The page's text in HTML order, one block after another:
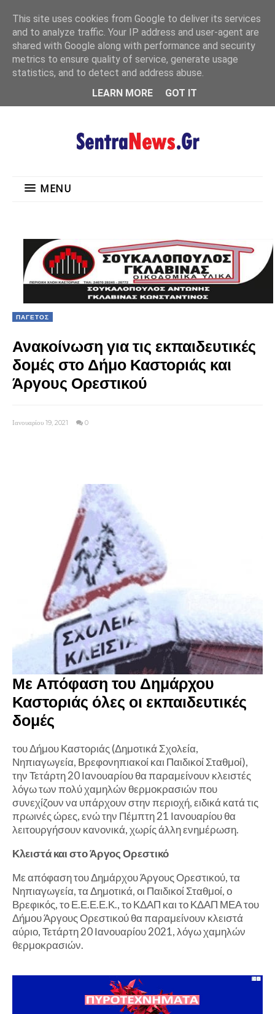
MENU
MENU
ΠΑΓΕΤΟΣ
Ανακοίνωση για τις εκπαιδευτικές
δομές στο Δήμο Καστοριάς και
Άργους Ορεστικού
Ιανουαρίου 19, 2021 0
Με Απόφαση του Δημάρχου
Καστοριάς όλες οι εκπαιδευτικές
δομές
του Δήμου Καστοριάς (Δημοτικά Σχολεία,
Νηπιαγωγεία, Βρεφονηπιακοί και Παιδικοί Σταθμοί),
την Τετάρτη 20 Ιανουαρίου θα παραμείνουν κλειστές
λόγω των πολύ χαμηλών θερμοκρασιών που
συνεχίζουν να υπάρχουν στην περιοχή, ειδικά κατά τις
πρωινές ώρες, ενώ την Πέμπτη 21 Ιανουαρίου θα
λειτουργήσουν κανονικά, χωρίς άλλη ενημέρωση.
Κλειστά και στο Άργος Ορεστικό
Με απόφαση του Δημάρχου Άργους Ορεστικού, τα
Νηπιαγωγεία, τα Δημοτικά, οι Παιδικοί Σταθμοί, ο
Βρεφικός, το Ε.Ε.Ε.Ε.Κ., το ΚΔΑΠ και το ΚΔΑΠ ΜΕΑ του
Δήμου Άργους Ορεστικού θα παραμείνουν κλειστά
αύριο, Τετάρτη 20 Ιανουαρίου 2021, λόγω χαμηλών
θερμοκρασιών.
This site uses cookies from Google to deliver its services
and to analyze traffic. Your IP address and user-agent are
shared with Google along with performance and security
metrics to ensure quality of service, generate usage
statistics, and to detect and address abuse.
LEARN MORE
GOT IT